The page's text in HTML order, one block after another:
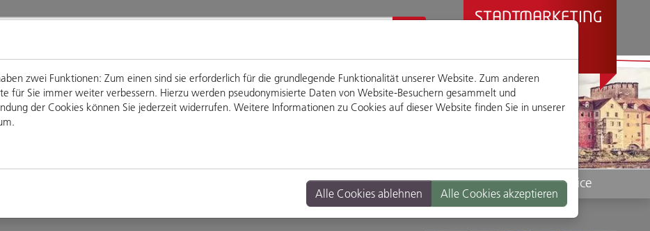
STADTMARKETING
PRÄSENTIERT
Veranstaltungen Standorte Service
zwei Funktionen: Zum einen sind sie erforderlich für die grundlegende Funktionalität unserer Website. Zum anderen
für Sie immer weiter verbessern. Hierzu werden pseudonymisierte Daten von Website-Besuchern gesammelt und
der Cookies können Sie jederzeit widerrufen. Weitere Informationen zu Cookies auf dieser Website finden Sie in unserer
.
Alle Cookies ablehnen Alle Cookies akzeptieren